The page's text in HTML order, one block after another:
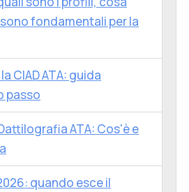
fondamentali per la
CIAD ATA: guida
passo
ATA: Cos'è e
quando esce il